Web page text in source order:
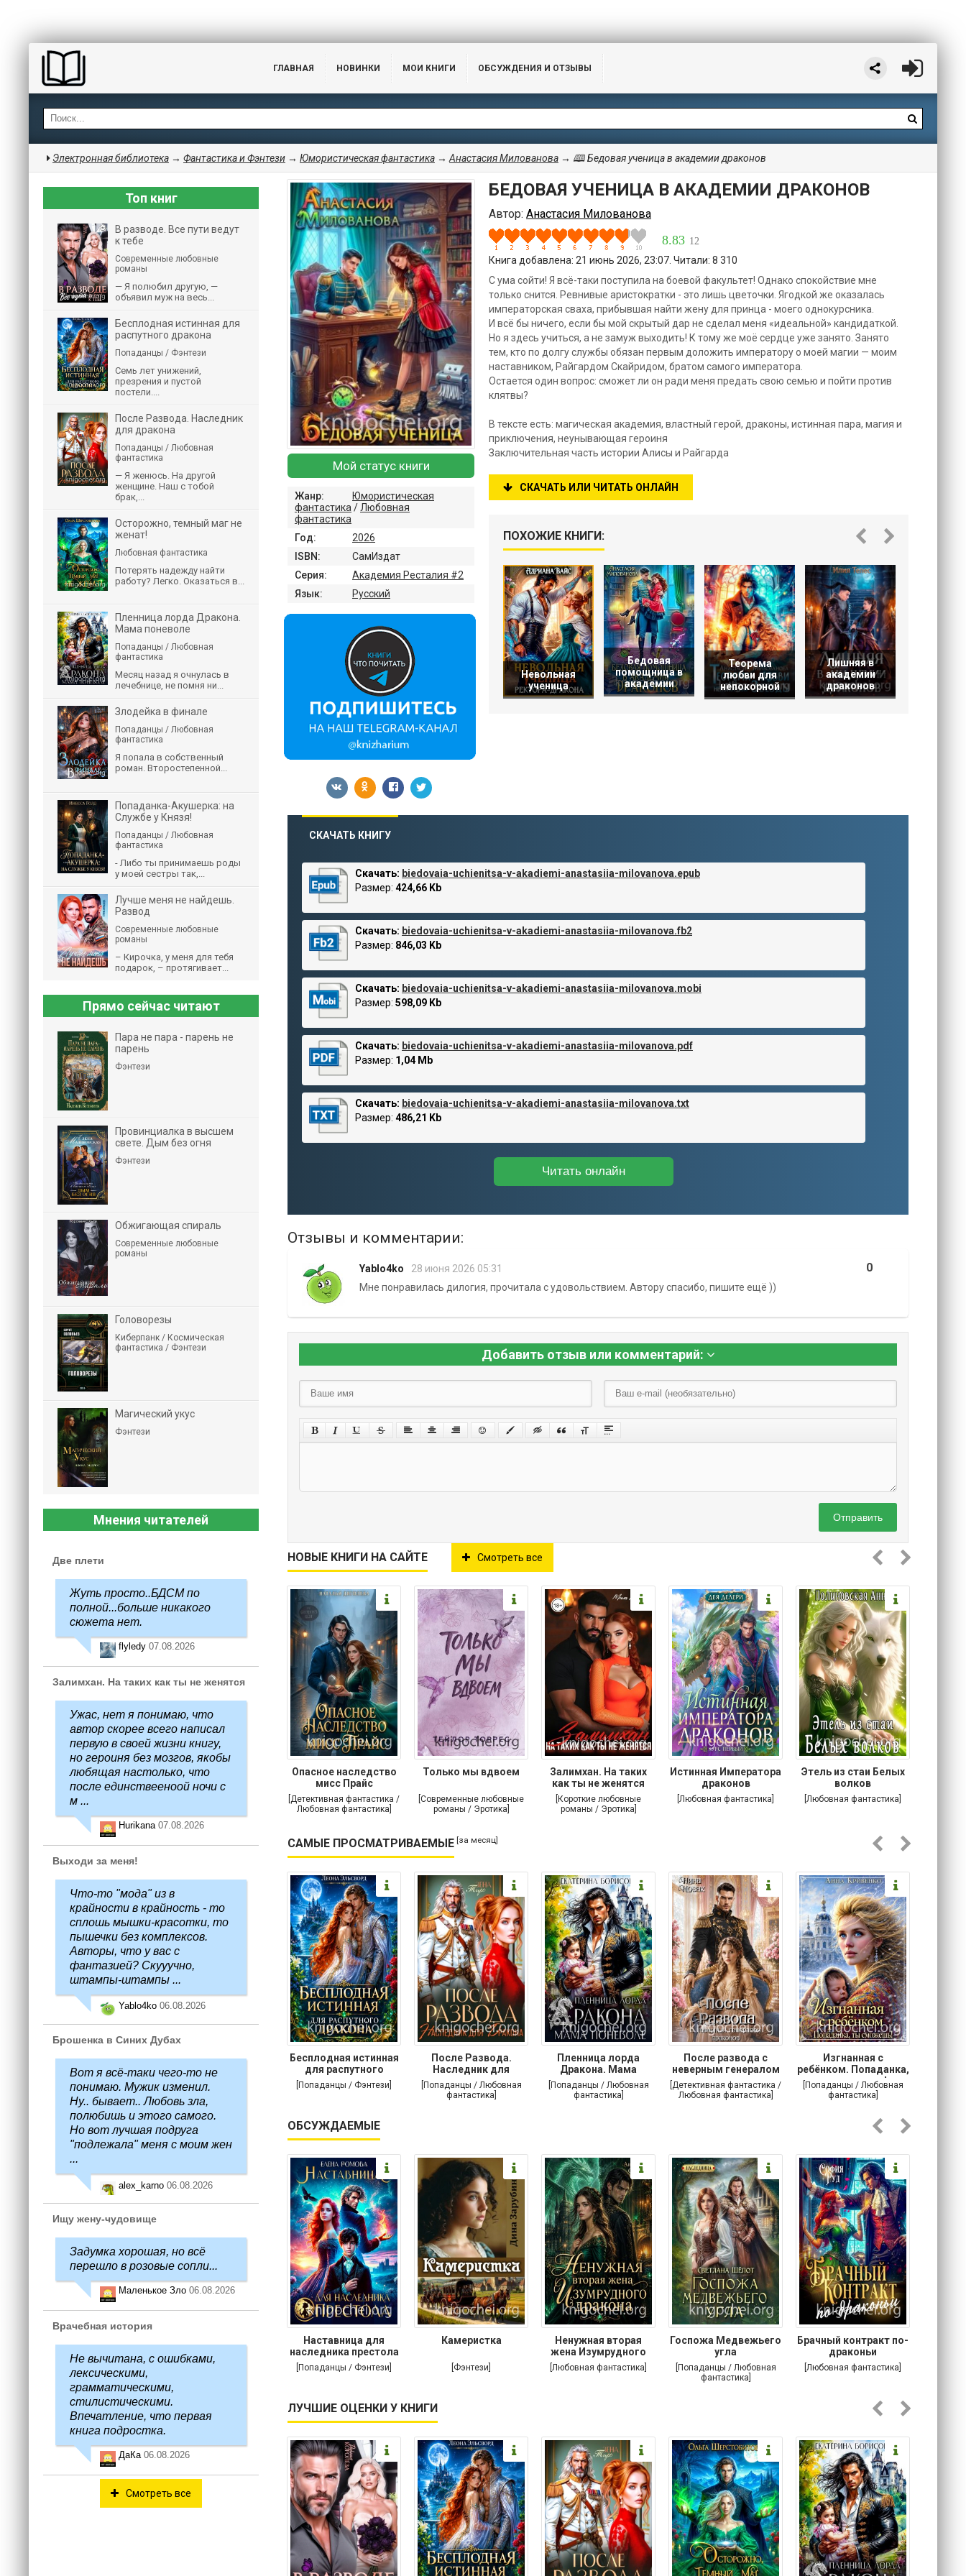
ГЛАВНАЯ НОВИНКИ МОИ КНИГИ ОБСУЖДЕНИЯ И ОТЗЫВЫ
Электронная библиотека → Фантастика и Фэнтези → Юмористическая фантастика → Анастасия Милованова → 🕮 Бедовая ученица в академии драконов
БЕДОВАЯ УЧЕНИЦА В АКАДЕМИИ ДРАКОНОВ
Автор: Анастасия Милованова
8.83 12
Книга добавлена: 21 июнь 2026, 23:07. Читали: 8 310
С ума сойти! Я всё-таки поступила на боевой факультет! Однако спокойствие мне
только снится. Ревнивые аристократки - это лишь цветочки. Ягодкой же оказалась
императорская сваха, прибывшая найти жену для принца - моего однокурсника.
И всё бы ничего, если бы мой скрытый дар не сделал меня «идеальной» кандидаткой.
Но я здесь учиться, а не замуж выходить! К тому же моё сердце уже занято. Занято
тем, кто по долгу службы обязан первым доложить императору о моей магии — моим
наставником, Райгардом Скайридом, братом самого императора.
Остается один вопрос: сможет ли он ради меня предать свою семью и пойти против
клятвы?
В тексте есть: магическая академия, властный герой, драконы, истинная пара, магия и
приключения, неунывающая героиня
Заключительная часть истории Алисы и Райгарда
СКАЧАТЬ ИЛИ ЧИТАТЬ ОНЛАЙН
ПОХОЖИЕ КНИГИ:
Невольная
ученица
Бедовая
помощница в
академии
Теорема
любви для
непокорной
Лишняя в
академии
драконов
Мой статус книги
Жанр:
Юмористическая
фантастика/Любовная
фантастика
Год:
2026
ISBN:
СамИздат
Серия:
Академия Ресталия #2
Язык:
Русский
СКАЧАТЬ КНИГУ
Скачать: biedovaia-uchienitsa-v-akadiemi-anastasiia-milovanova.epub
Размер: 424,66 Kb
Скачать: biedovaia-uchienitsa-v-akadiemi-anastasiia-milovanova.fb2
Размер: 846,03 Kb
Скачать: biedovaia-uchienitsa-v-akadiemi-anastasiia-milovanova.mobi
Размер: 598,09 Kb
Скачать: biedovaia-uchienitsa-v-akadiemi-anastasiia-milovanova.pdf
Размер: 1,04 Mb
Скачать: biedovaia-uchienitsa-v-akadiemi-anastasiia-milovanova.txt
Размер: 486,21 Kb
Читать онлайн
Отзывы и комментарии:
Yablo4ko 28 июня 2026 05:31 0
Мне понравилась дилогия, прочитала с удовольствием. Автору спасибо, пишите ещё ))
Добавить отзыв или комментарий:
Отправить
НОВЫЕ КНИГИ НА САЙТЕ Смотреть все
Опасное наследство
мисс Прайс
[Детективная фантастика /
Любовная фантастика]
Только мы вдвоем
[Современные любовные
романы / Эротика]
Залимхан. На таких
как ты не женятся
[Короткие любовные
романы / Эротика]
Истинная Императора
драконов
[Любовная фантастика]
Этель из стаи Белых
волков
[Любовная фантастика]
САМЫЕ ПРОСМАТРИВАЕМЫЕ [за месяц]
Бесплодная истинная
для распутного
дракона
[Попаданцы / Фэнтези]
После Развода.
Наследник для
дракона
[Попаданцы / Любовная
фантастика]
Пленница лорда
Дракона. Мама
поневоле
[Попаданцы / Любовная
фантастика]
После развода с
неверным генералом
драконов
[Детективная фантастика /
Любовная фантастика]
Изгнанная с
ребёнком. Попаданка,
ты сможешь!
[Попаданцы / Любовная
фантастика]
ОБСУЖДАЕМЫЕ
Наставница для
наследника престола
[Попаданцы / Фэнтези]
Камеристка
[Фэнтези]
Ненужная вторая
жена Изумрудного
дракона
[Любовная фантастика]
Госпожа Медвежьего
угла
[Попаданцы / Любовная
фантастика]
Брачный контракт по-
драконьи
[Любовная фантастика]
ЛУЧШИЕ ОЦЕНКИ У КНИГИ
Топ книг
В разводе. Все пути ведут
к тебе
Современные любовные
романы
— Я полюбил другую, —
объявил муж на весь...
Бесплодная истинная для
распутного дракона
Попаданцы / Фэнтези
Семь лет унижений,
презрения и пустой
постели....
После Развода. Наследник
для дракона
Попаданцы / Любовная
фантастика
— Я женюсь. На другой
женщине. Наш с тобой
брак,...
Осторожно, темный маг не
женат!
Любовная фантастика
Потерять надежду найти
работу? Легко. Оказаться в...
Пленница лорда Дракона.
Мама поневоле
Попаданцы / Любовная
фантастика
Месяц назад я очнулась в
лечебнице, не помня ни...
Злодейка в финале
Попаданцы / Любовная
фантастика
Я попала в собственный
роман. Второстепенной...
Попаданка-Акушерка: на
Службе у Князя!
Попаданцы / Любовная
фантастика
- Либо ты принимаешь роды
у моей сестры так,...
Лучше меня не найдешь.
Развод
Современные любовные
романы
– Кирочка, у меня для тебя
подарок, – протягивает...
Прямо сейчас читают
Пара не пара - парень не
парень
Фэнтези
Провинциалка в высшем
свете. Дым без огня
Фэнтези
Обжигающая спираль
Современные любовные
романы
Головорезы
Киберпанк / Космическая
фантастика / Фэнтези
Магический укус
Фэнтези
Мнения читателей
Две плети
Жуть просто..БДСМ по
полной...больше никакого
сюжета нет.
flyledy 07.08.2026
Залимхан. На таких как ты не женятся
Ужас, нет я понимаю, что
автор скорее всего написал
первую в своей жизни книгу,
но героиня без мозгов, якобы
любящая настолько, что
после единствееноой ночи с
м ...
Hurikana 07.08.2026
Выходи за меня!
Что-то "мода" из в
крайности в крайность - то
сплошь мышки-красотки, то
пышечки без комплексов.
Авторы, что у вас с
фантазией? Скууучно,
штампы-штампы ...
Yablo4ko 06.08.2026
Брошенка в Синих Дубах
Вот я всё-таки чего-то не
понимаю. Мужик изменил.
Ну.. бывает.. Любовь зла,
полюбишь и этого самого.
Но вот лучшая подруга
"подлежала" меня с моим жен
...
alex_karno 06.08.2026
Ищу жену-чудовище
Задумка хорошая, но всё
перешло в розовые сопли...
Маленькое Зло 06.08.2026
Врачебная история
Не вычитана, с ошибками,
лексическими,
грамматическими,
стилистическими.
Впечатление, что первая
книга подростка.
ДаКа 06.08.2026
Смотреть все